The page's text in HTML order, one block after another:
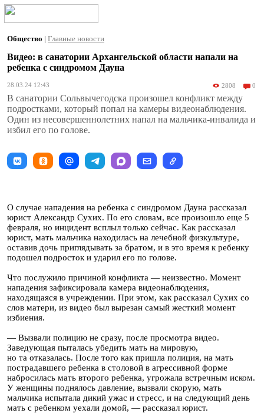
Общество | Главные новости
Видео: в санатории Архангельской области напали на
ребенка с синдромом Дауна
28.03.24 12:43 2808 0
В санатории Сольвычегодска произошел конфликт между
подростками, который попал на камеры видеонаблюдения.
Один из несовершеннолетних напал на мальчика-инвалида и
избил его по голове.
О случае нападения на ребенка с синдромом Дауна рассказал
юрист Александр Сухих. По его словам, все произошло еще 5
февраля, но инцидент всплыл только сейчас. Как рассказал
юрист, мать мальчика находилась на лечебной физкультуре,
оставив дочь приглядывать за братом, и в это время к ребенку
подошел подросток и ударил его по голове.
Что послужило причиной конфликта — неизвестно. Момент
нападения зафиксировала камера видеонаблюдения,
находящаяся в учреждении. При этом, как рассказал Сухих со
слов матери, из видео был вырезан самый жесткий момент
избиения.
— Вызвали полицию не сразу, после просмотра видео.
Заведующая пыталась убедить мать на мировую,
но та отказалась. После того как пришла полиция, на мать
пострадавшего ребенка в столовой в агрессивной форме
набросилась мать второго ребенка, угрожала встречным иском.
У женщины поднялось давление, вызвали скорую, мать
мальчика испытала дикий ужас и стресс, и на следующий день
мать с ребенком уехали домой, — рассказал юрист.